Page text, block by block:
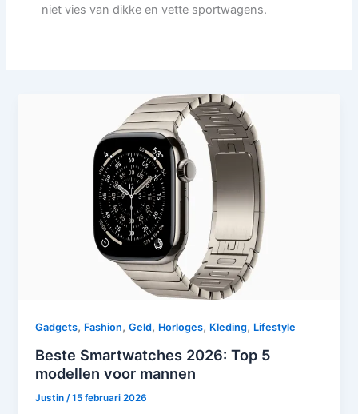
niet vies van dikke en vette sportwagens.
Gadgets, Fashion,Geld, Horloges, Kleding, Lifestyle
Beste Smartwatches 2026: Top 5
modellen voor mannen
Justin/15 februari 2026